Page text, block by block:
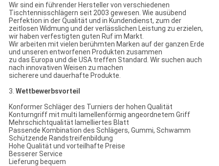
Wir sind ein führender Hersteller von verschiedenen
Tischtennisschlägern seit 2003 gewesen. Wie ausübend
Perfektion in der Qualität und in Kundendienst, zum der
zeitlosen Widmung und der verlässlichen Leistung zu erzielen,
wir haben verfestigten guten Ruf im Markt.
Wir arbeiten mit vielen berühmten Marken auf der ganzen Erde
und unseren entworfenen Produkten zusammen
zu das Europa und die USA treffen Standard. Wir suchen auch
nach innovativen Weisen zu machen
sicherere und dauerhafte Produkte.
3. Wettbewerbsvorteil
Konformer Schläger des Turniers der hohen Qualität
Konturngriff mit multi lamellenförmig angeordnetem Griff
Mehrschichtqualität lamelliertes Blatt
Passende Kombination des Schlägers, Gummi, Schwamm
Schützende Randstreifenbildung
Hohe Qualität und vorteilhafte Preise
Besserer Service
Lieferung bequem